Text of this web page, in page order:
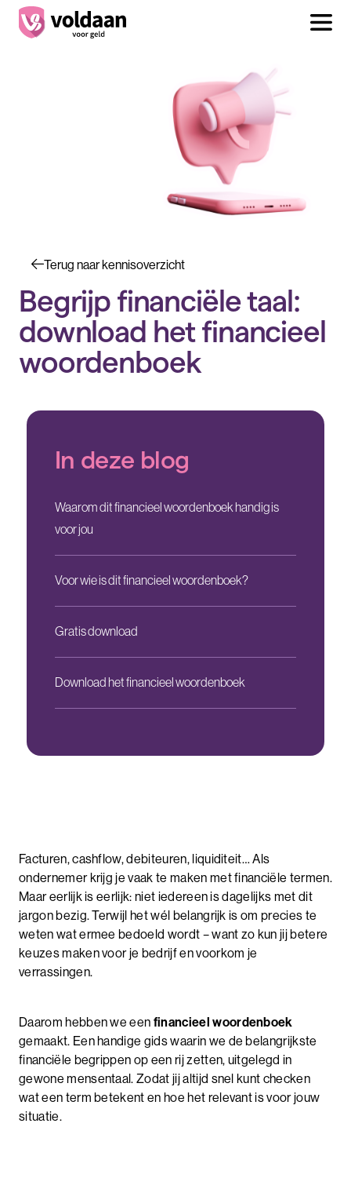
Terug naar kennisoverzicht
Begrijp financiële taal:
download het financieel
woordenboek
In deze blog
Waarom dit financieel woordenboek handig is
voor jou
Voor wie is dit financieel woordenboek?
Gratis download
Download het financieel woordenboek
Facturen, cashflow, debiteuren, liquiditeit… Als
ondernemer krijg je vaak te maken met financiële termen.
Maar eerlijk is eerlijk: niet iedereen is dagelijks met dit
jargon bezig. Terwijl het wél belangrijk is om precies te
weten wat ermee bedoeld wordt – want zo kun jij betere
keuzes maken voor je bedrijf en voorkom je
verrassingen.
Daarom hebben we een financieel woordenboek
gemaakt. Een handige gids waarin we de belangrijkste
financiële begrippen op een rij zetten, uitgelegd in
gewone mensentaal. Zodat jij altijd snel kunt checken
wat een term betekent en hoe het relevant is voor jouw
situatie.